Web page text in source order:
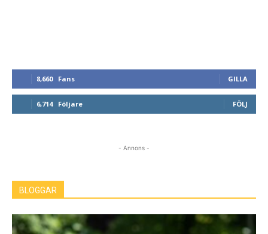
8,660 Fans GILLA
6,714 Följare FÖLJ
- Annons -
BLOGGAR